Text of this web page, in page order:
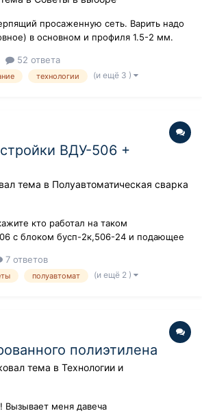
просаженную сеть. Варить надо
в основном и профиля 1.5-2 мм.
190 сыплется (когда народ что-нить
215 идет в отказ. Купил с горя
52 ответа
технологии (и ещё 3 )
ВДУ-506 +
тема в Полуавтоматическая сварка
кто работал на таком
с блоком бусп-2к,506-24 и подающее
заряжена 1,6 Настраиваю,
и скорость подачи,вроде начинает
7 ответов
полуавтомат (и ещё 2 )
полиэтилена
тема в Технологии и
Вызывает меня давеча